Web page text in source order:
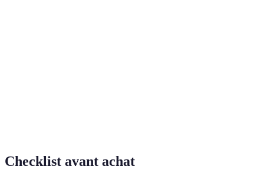
Checklist avant achat